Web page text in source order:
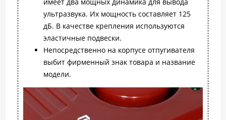
ультразвука. Их мощность составляет 125
дБ. В качестве крепления используются
эластичные подвески.
Непосредственно на корпусе отпугивателя
выбит фирменный знак товара и название
модели.